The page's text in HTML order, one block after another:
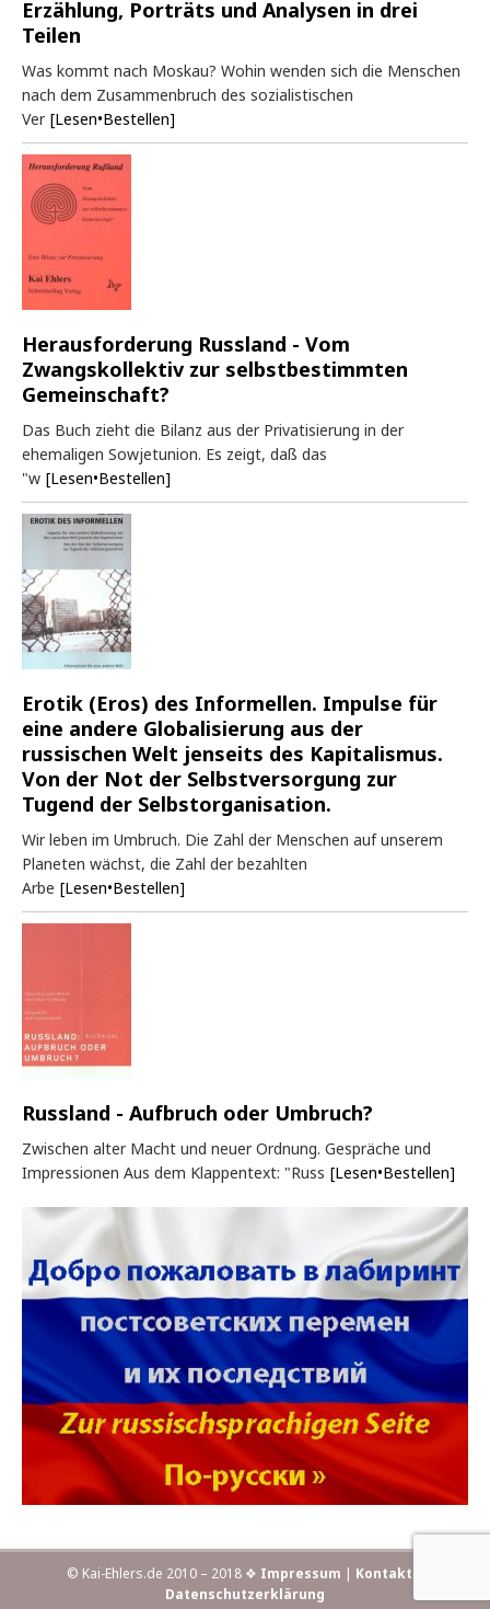
Erzählung, Porträts und Analysen in drei
Teilen
Was kommt nach Moskau? Wohin wenden sich die Menschen
nach dem Zusammenbruch des sozialistischen
Ver [Lesen•Bestellen]
Herausforderung Russland - Vom
Zwangskollektiv zur selbstbestimmten
Gemeinschaft?
Das Buch zieht die Bilanz aus der Privatisierung in der
ehemaligen Sowjetunion. Es zeigt, daß das
"w [Lesen•Bestellen]
Erotik (Eros) des Informellen. Impulse für
eine andere Globalisierung aus der
russischen Welt jenseits des Kapitalismus.
Von der Not der Selbstversorgung zur
Tugend der Selbstorganisation.
Wir leben im Umbruch. Die Zahl der Menschen auf unserem
Planeten wächst, die Zahl der bezahlten
Arbe [Lesen•Bestellen]
Russland - Aufbruch oder Umbruch?
Zwischen alter Macht und neuer Ordnung. Gespräche und
Impressionen Aus dem Klappentext: "Russ [Lesen•Bestellen]
© Kai-Ehlers.de 2010 – 2018 ❖ Impressum Kontakt
Datenschutzerklärung